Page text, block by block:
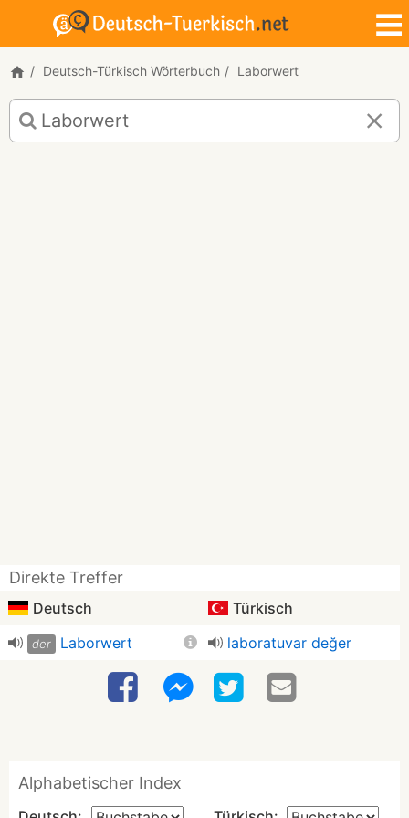
Deutsch-Türkisch Wörterbuch Laborwert
Deutsch-
Türkisch
Übersetzung
Direkte Treffer
Deutsch Türkisch
der Laborwert laboratuvar değer
Alphabetischer Index